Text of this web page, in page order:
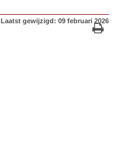
Laatst gewijzigd: 09 februari 2026